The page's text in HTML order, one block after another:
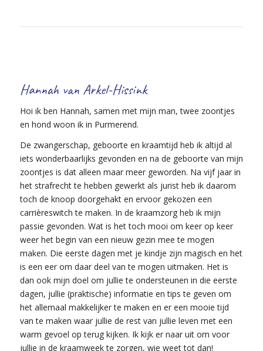
Hannah van Arkel-Hissink
Hoi ik ben Hannah, samen met mijn man, twee zoontjes
en hond woon ik in Purmerend.
De zwangerschap, geboorte en kraamtijd heb ik altijd al
iets wonderbaarlijks gevonden en na de geboorte van mijn
zoontjes is dat alleen maar meer geworden. Na vijf jaar in
het strafrecht te hebben gewerkt als jurist heb ik daarom
toch de knoop doorgehakt en ervoor gekozen een
carrièreswitch te maken. In de kraamzorg heb ik mijn
passie gevonden. Wat is het toch mooi om keer op keer
weer het begin van een nieuw gezin mee te mogen
maken. Die eerste dagen met je kindje zijn magisch en het
is een eer om daar deel van te mogen uitmaken. Het is
dan ook mijn doel om jullie te ondersteunen in die eerste
dagen, jullie (praktische) informatie en tips te geven om
het allemaal makkelijker te maken en er een mooie tijd
van te maken waar jullie de rest van jullie leven met een
warm gevoel op terug kijken. Ik kijk er naar uit om voor
jullie in de kraamweek te zorgen, wie weet tot dan!